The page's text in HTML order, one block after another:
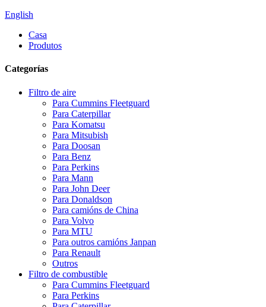
English
Casa
Produtos
Categorías
Filtro de aire
Para Cummins Fleetguard
Para Caterpillar
Para Komatsu
Para Mitsubish
Para Doosan
Para Benz
Para Perkins
Para Mann
Para John Deer
Para Donaldson
Para camións de China
Para Volvo
Para MTU
Para outros camións Janpan
Para Renault
Outros
Filtro de combustible
Para Cummins Fleetguard
Para Perkins